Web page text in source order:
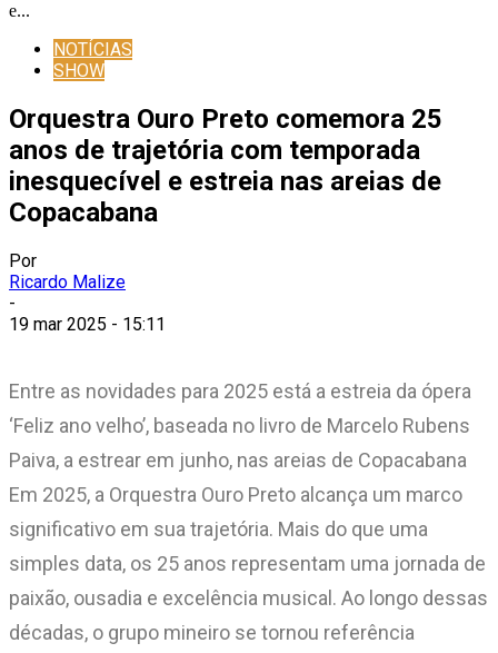
e...
NOTÍCIAS
SHOW
Orquestra Ouro Preto comemora 25
anos de trajetória com temporada
inesquecível e estreia nas areias de
Copacabana
Por
Ricardo Malize
-
19 mar 2025 - 15:11
Entre as novidades para 2025 está a estreia da ópera
‘Feliz ano velho’, baseada no livro de Marcelo Rubens
Paiva, a estrear em junho, nas areias de Copacabana
Em 2025, a Orquestra Ouro Preto alcança um marco
significativo em sua trajetória. Mais do que uma
simples data, os 25 anos representam uma jornada de
paixão, ousadia e excelência musical. Ao longo dessas
décadas, o grupo mineiro se tornou referência